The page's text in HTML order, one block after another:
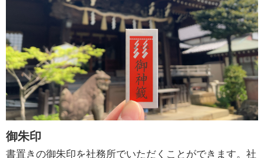
御朱印
書置きの御朱印を社務所でいただくことができます。社